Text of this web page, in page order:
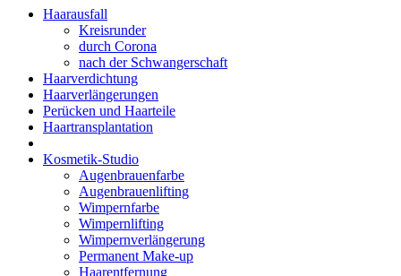
Haarausfall
Kreisrunder
durch Corona
nach der Schwangerschaft
Haarverdichtung
Haarverlängerungen
Perücken und Haarteile
Haartransplantation
Kosmetik-Studio
Augenbrauenfarbe
Augenbrauenlifting
Wimpernfarbe
Wimpernlifting
Wimpernverlängerung
Permanent Make-up
Haarentfernung